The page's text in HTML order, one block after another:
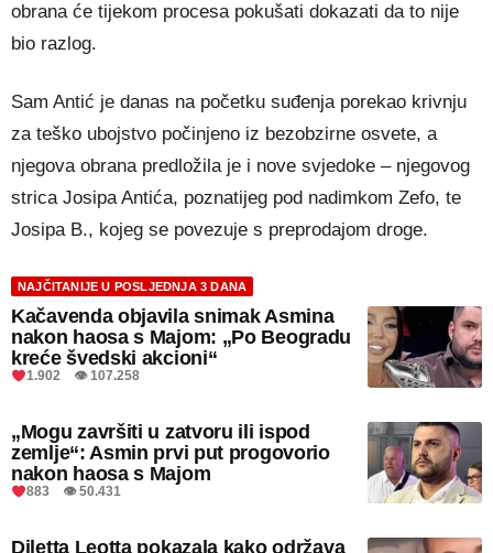
obrana će tijekom procesa pokušati dokazati da to nije
bio razlog.
Sam Antić je danas na početku suđenja porekao krivnju
za teško ubojstvo počinjeno iz bezobzirne osvete, a
njegova obrana predložila je i nove svjedoke – njegovog
strica Josipa Antića, poznatijeg pod nadimkom Zefo, te
Josipa B., kojeg se povezuje s preprodajom droge.
NAJČITANIJE U POSLJEDNJA 3 DANA
Kačavenda objavila snimak Asmina
nakon haosa s Majom: „Po Beogradu
kreće švedski akcioni“
1.902 👁 107.258
„Mogu završiti u zatvoru ili ispod
zemlje“: Asmin prvi put progovorio
nakon haosa s Majom
883 👁 50.431
Diletta Leotta pokazala kako održava